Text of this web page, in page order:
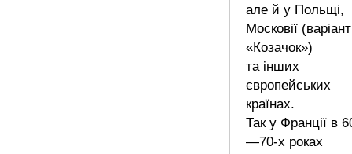
але й у Польщі,
Московії (варіант
«Козачок»)
та інших
європейських
країнах.
Так у Франції в
—70-х роках